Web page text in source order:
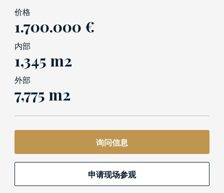
价格
1.700.000 €
内部
1,345 m2
外部
7,775 m2
询问信息
申请现场参观